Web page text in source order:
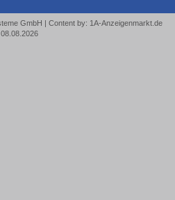
GmbH | Content by: 1A-Anzeigenmarkt.de
08.08.2026